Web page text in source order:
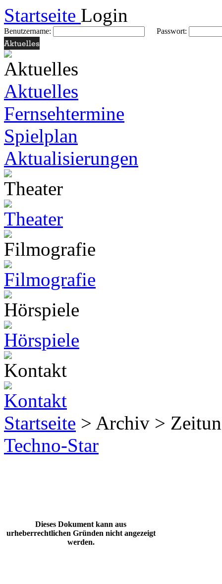
Startseite Login
Benutzername: Passwort:
Aktuelles
Fernsehtermine
Spielplan
Aktualisierungen
Startseite > Archiv >
Techno-Star
Dieses Dokument kann aus
urheberrechtlichen Gründen nicht angezeigt
werden.